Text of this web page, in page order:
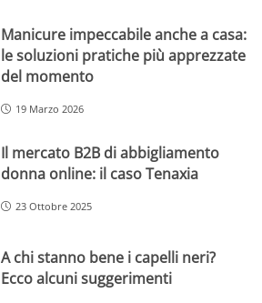
Manicure impeccabile anche a casa:
le soluzioni pratiche più apprezzate
del momento
19 Marzo 2026
Il mercato B2B di abbigliamento
donna online: il caso Tenaxia
23 Ottobre 2025
A chi stanno bene i capelli neri?
Ecco alcuni suggerimenti